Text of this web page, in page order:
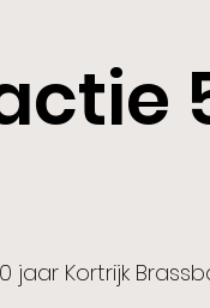
jaar Kortrijk